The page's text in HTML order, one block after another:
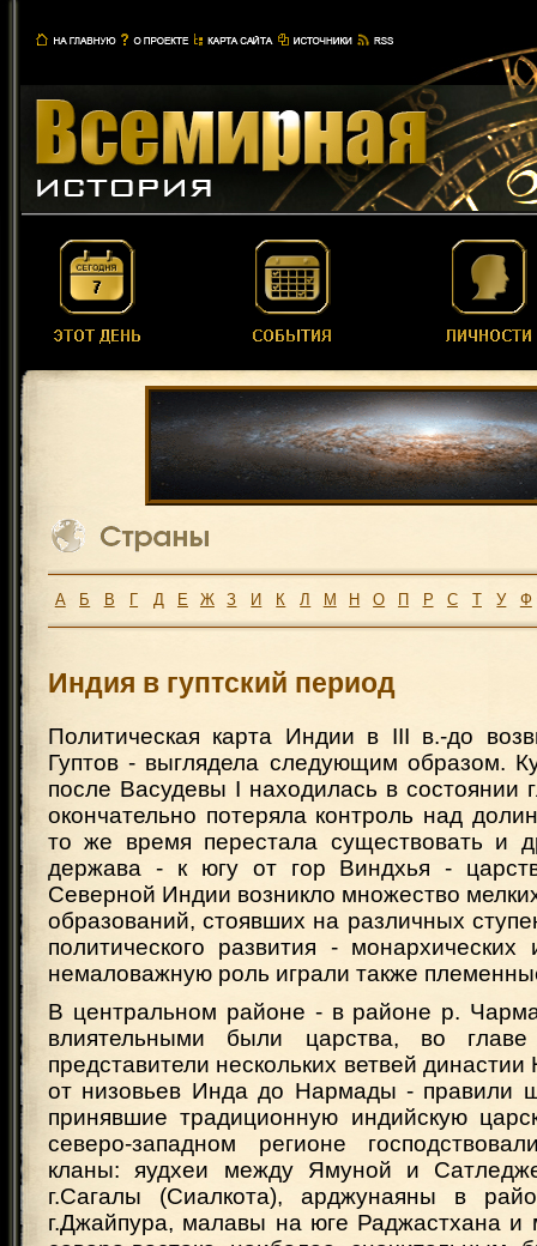
А Б В Г Д Е Ж З И К Л М Н О П Р С Т У Ф
Индия в гуптский период
Политическая карта Индии в III в.-до
Гуптов - выглядела следующим образом.
после Васудевы I находилась в состоянии
окончательно потеряла контроль над
то же время перестала существовать и
держава - к югу от гор Виндхья -
Северной Индии возникло множество
образований, стоявших на различных
политического развития - монархических
немаловажную роль играли также
В центральном районе - в районе р.
влиятельными были царства, во
представители нескольких ветвей
от низовьев Инда до Нармады - правили
принявшие традиционную индийскую
северо-западном регионе
кланы: яудхеи между Ямуной и
г.Сагалы (Сиалкота), арджунаяны в
г.Джайпура, малавы на юге Раджастхана и